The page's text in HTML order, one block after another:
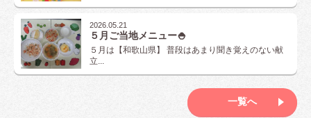
2026.05.21
５月ご当地メニュー🍚
５月は【和歌山県】 普段はあまり聞き覚えのない献
立...
一覧へ